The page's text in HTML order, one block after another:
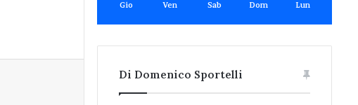
Gio Ven Sab Dom Lun
Di Domenico Sportelli